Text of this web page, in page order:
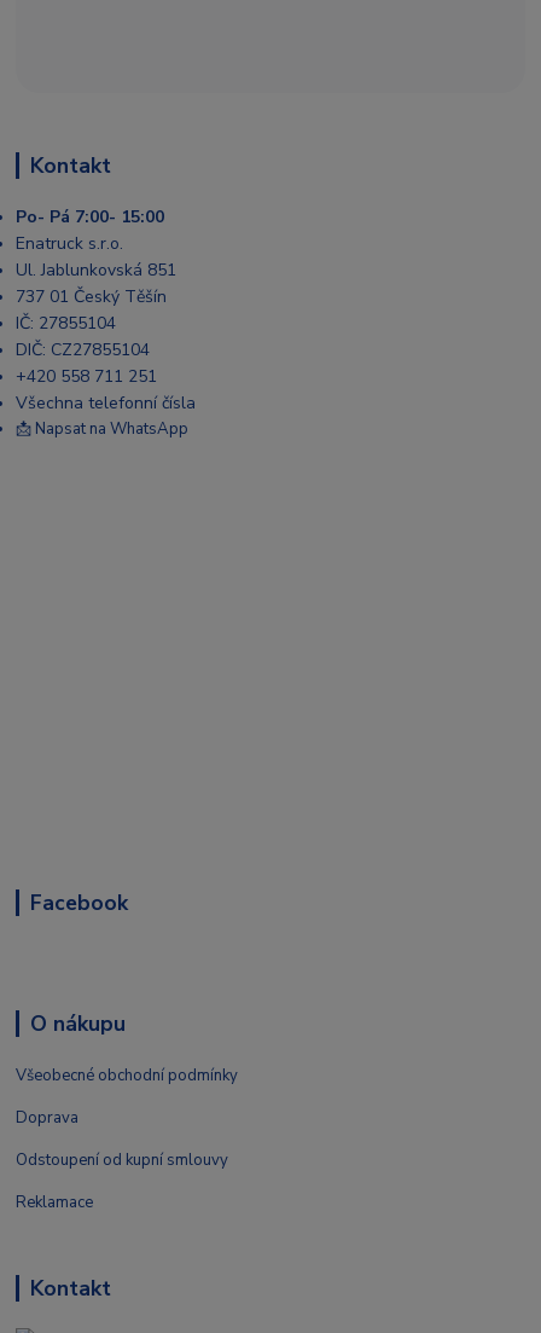
Kontakt
Po- Pá 7:00- 15:00
Enatruck s.r.o.
Ul. Jablunkovská 851
737 01 Český Těšín
IČ: 27855104
DIČ: CZ27855104
+420 558 711 251
Všechna telefonní čísla
📩 Napsat na WhatsApp
Facebook
O nákupu
Všeobecné obchodní podmínky
Doprava
Odstoupení od kupní smlouvy
Reklamace
Kontakt